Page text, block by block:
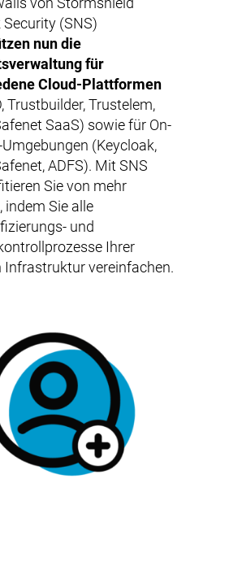
von Stormshield
(SNS)
nun die
für
Cloud-Plattformen
Trustbuilder, Trustelem,
SaaS) sowie für On-
Umgebungen (Keycloak,
ADFS). Mit SNS
Sie von mehr
indem Sie alle
und
Ihrer
Infrastruktur vereinfachen.